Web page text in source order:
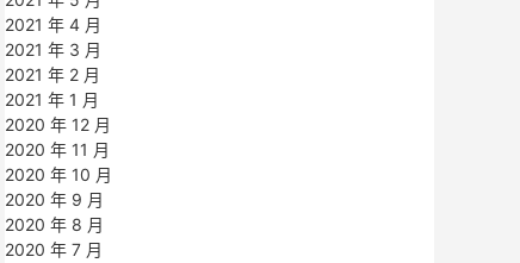
2021 年 4 月
2021 年 3 月
2021 年 2 月
2021 年 1 月
2020 年 12 月
2020 年 11 月
2020 年 10 月
2020 年 9 月
2020 年 8 月
2020 年 7 月